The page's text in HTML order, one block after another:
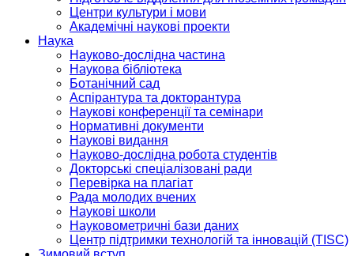
Центри культури і мови
Академічні наукові проекти
Наука
Науково-дослідна частина
Наукова бібліотека
Ботанічний сад
Аспірантура та докторантура
Наукові конференції та семінари
Нормативні документи
Наукові видання
Науково-дослідна робота студентів
Докторські спеціалізовані ради
Перевірка на плагіат
Рада молодих вчених
Наукові школи
Науковометричні бази даних
Центр підтримки технологій та інновацій (TISC)